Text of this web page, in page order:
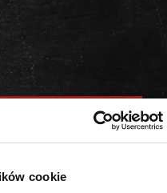
cookie